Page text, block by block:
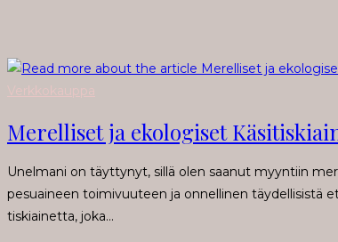
Verkkokauppa
Merelliset ja ekologiset
Unelmani on täyttynyt, sillä olen saanut myyntiin
pesuaineen toimivuuteen ja onnellinen täydellisistä
tiskiainetta, joka…